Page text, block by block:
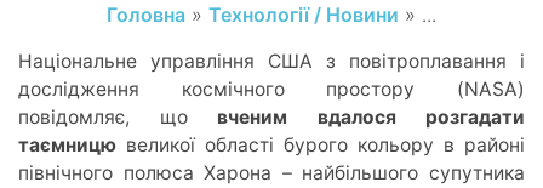
Головна » Технології / Новини » ...
Національне управління США з повітроплавання і
дослідження космічного простору (NASA)
повідомляє, що вченим вдалося розгадати
таємницю великої області бурого кольору в районі
північного полюса Харона – найбільшого супутника